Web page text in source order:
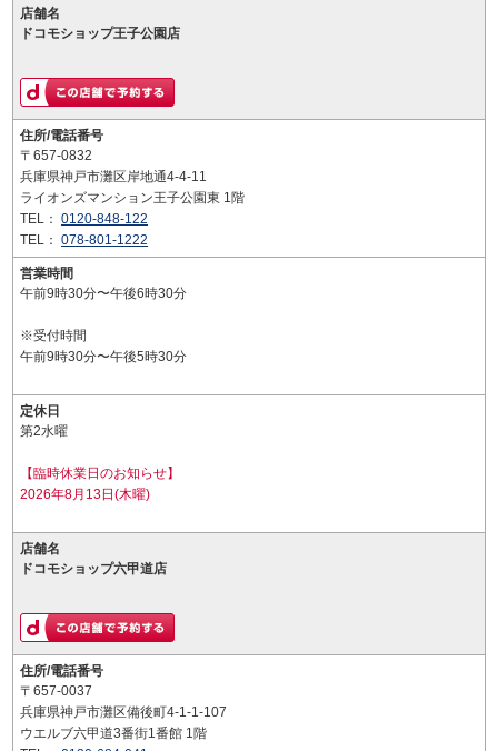
店舗名
ドコモショップ王子公園店
住所/電話番号
〒657-0832
兵庫県神戸市灘区岸地通4-4-11
ライオンズマンション王子公園東 1階
TEL： 0120-848-122
TEL： 078-801-1222
営業時間
午前9時30分〜午後6時30分
※受付時間
午前9時30分〜午後5時30分
定休日
第2水曜
【臨時休業日のお知らせ】
2026年8月13日(木曜)
店舗名
ドコモショップ六甲道店
住所/電話番号
〒657-0037
兵庫県神戸市灘区備後町4-1-1-107
ウエルブ六甲道3番街1番館 1階